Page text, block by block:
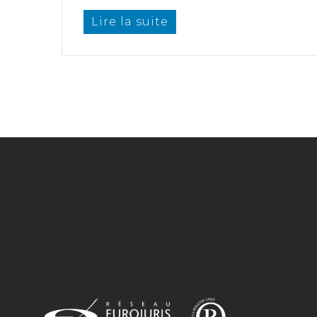
Lire la suite